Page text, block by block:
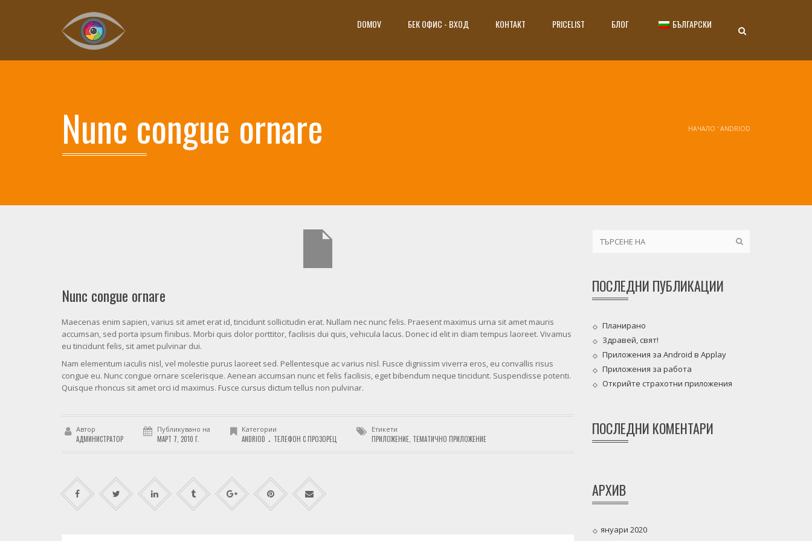
DOMOV БЕК ОФИС - ВХОД КОНТАКТ PRICELIST БЛОГ БЪЛГАРСКИ
Nunc congue ornare НАЧАЛО ' ANDRIOD
Nunc congue ornare
Maecenas enim sapien, varius sit amet erat id, tincidunt sollicitudin erat. Nullam nec nunc felis. Praesent maximus urna sit amet mauris
accumsan, sed porta ipsum finibus. Morbi quis dolor porttitor, facilisis dui quis, vehicula lacus. Donec id elit in diam tempus laoreet. Vivamus
eu tincidunt felis, sit amet pulvinar dui.
Nam elementum iaculis nisl, vel molestie purus laoreet sed. Pellentesque ac varius nisl. Fusce dignissim viverra eros, eu convallis risus
congue eu. Nunc congue ornare scelerisque. Aenean accumsan nunc et felis facilisis, eget bibendum neque tincidunt. Suspendisse potenti.
Quisque rhoncus sit amet orci id maximus. Fusce cursus dictum tellus non pulvinar.
Автор
АДМИНИСТРАТОР
Публикувано на
МАРТ 7, 2010 Г.
Категории
ANDRIOD . ТЕЛЕФОН С ПРОЗОРЕЦ
Етикети
ПРИЛОЖЕНИЕ ТЕМАТИЧНО ПРИЛОЖЕНИЕ
ПОСЛЕДНИ ПУБЛИКАЦИИ
Планирано
Здравей, свят!
Приложения за Android в Applay
Приложения за работа
Открийте страхотни приложения
ПОСЛЕДНИ КОМЕНТАРИ
АРХИВ
януари 2020